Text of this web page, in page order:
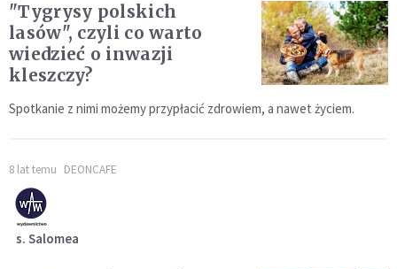
"Tygrysy polskich
lasów", czyli co warto
wiedzieć o inwazji
kleszczy?
Spotkanie z nimi możemy przypłacić zdrowiem, a nawet życiem.
8 lat temu DEONCAFE
s. Salomea